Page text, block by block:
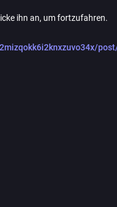
ihn an, um fortzufahren.